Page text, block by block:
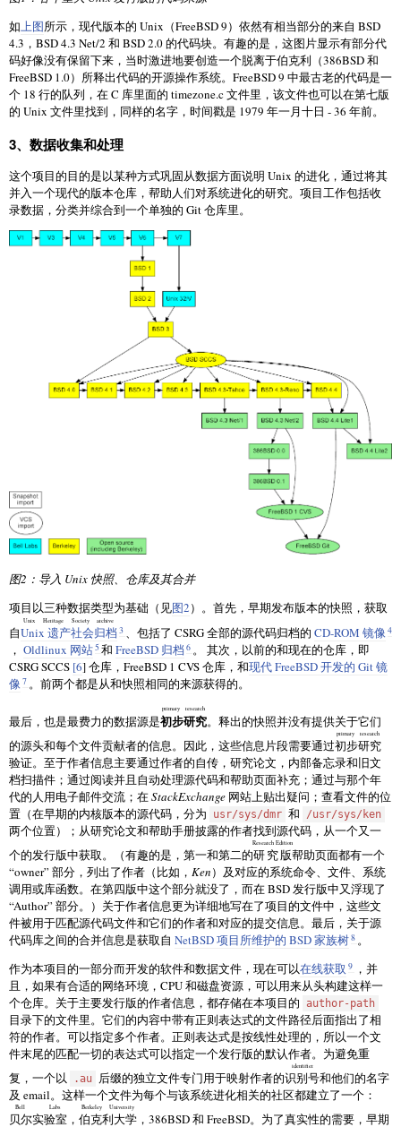
如上图所示，现代版本的 Unix（FreeBSD 9）依然有相当部分的来自 BSD
4.3，BSD 4.3 Net/2 和 BSD 2.0 的代码块。有趣的是，这图片显示有部分代
码好像没有保留下来，当时激进地要创造一个脱离于伯克利（386BSD 和
FreeBSD 1.0）所释出代码的开源操作系统。FreeBSD 9 中最古老的代码是一
个 18 行的队列，在 C 库里面的 timezone.c 文件里，该文件也可以在第七版
的 Unix 文件里找到，同样的名字，时间戳是 1979 年一月十日 - 36 年前。
3、数据收集和处理
这个项目的目的是以某种方式巩固从数据方面说明 Unix 的进化，通过将其
并入一个现代的版本仓库，帮助人们对系统进化的研究。项目工作包括收
录数据，分类并综合到一个单独的 Git 仓库里。
图2：导入 Unix 快照、仓库及其合并
项目以三种数据类型为基础（见图2）。首先，早期发布版本的快照，获取
自Unix 遗产社会归档
Unix Heritage Society archive
3 、包括了 CSRG 全部的源代码归档的 CD-ROM 镜像4
， Oldlinux 网站5和 FreeBSD 归档 6 。 其次，以前的和现在的仓库，即
CSRG SCCS [6] 仓库，FreeBSD 1 CVS 仓库，和现代 FreeBSD 开发的 Git 镜
像7 。前两个都是从和快照相同的来源获得的。
最后，也是最费力的数据源是初步研究
primary research
。释出的快照并没有提供关于它们
的源头和每个文件贡献者的信息。因此，这些信息片段需要通过初步研究
primary research
验证。至于作者信息主要通过作者的自传，研究论文，内部备忘录和旧文
档扫描件；通过阅读并且自动处理源代码和帮助页面补充；通过与那个年
代的人用电子邮件交流；在StackExchange 网站上贴出疑问；查看文件的位
置（在早期的内核版本的源代码，分为
usr/sys/dmr 和 /usr/sys/ken
两个位置）；从研究论文和帮助手册披露的作者找到源代码，从一个又一
个的发行版中获取。（有趣的是，第一和第二的研究版
Research Edition
帮助页面都有一个
“owner” 部分，列出了作者（比如， Ken）及对应的系统命令、文件、系统
调用或库函数。在第四版中这个部分就没了，而在 BSD 发行版中又浮现了
“Author” 部分。）关于作者信息更为详细地写在了项目的文件中，这些文
件被用于匹配源代码文件和它们的作者和对应的提交信息。最后，关于源
代码库之间的合并信息是获取自 NetBSD 项目所维护的 BSD 家族树8 。
作为本项目的一部分而开发的软件和数据文件，现在可以在线获取 9 ，并
且，如果有合适的网络环境，CPU 和磁盘资源，可以用来从头构建这样一
个仓库。关于主要发行版的作者信息，都存储在本项目的 author-path
目录下的文件里。它们的内容中带有正则表达式的文件路径后面指出了相
符的作者。可以指定多个作者。正则表达式是按线性处理的，所以一个文
件末尾的匹配一切的表达式可以指定一个发行版的默认作者。为避免重
复，一个以
.au 后缀的独立文件专门用于映射作者的识别号
identifier
和他们的名字
及 email。这样一个文件为每个与该系统进化相关的社区都建立了一个：
贝尔实验室
Bell Labs
， 伯克利大学
Berkeley University
，386BSD 和 FreeBSD。为了真实性的需要，早期